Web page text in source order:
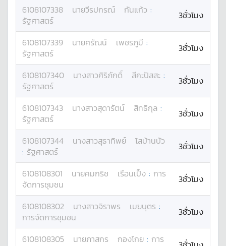
6108107338 นายวีรปกรณ์ กันแก้ว :
รัฐศาสตร์
3ชั่วโมง
6108107339 นายศรัณน์ เพชรภูมี :
รัฐศาสตร์
3ชั่วโมง
6108107340 นางสาวศิริภักดิ์ สีคะปัสสะ :
รัฐศาสตร์
3ชั่วโมง
6108107343 นางสาวสุดารัตน์ สิทธิกุล :
รัฐศาสตร์
3ชั่วโมง
6108107344 นางสาวสุธาทิพย์
โสบ้านบัว
: รัฐศาสตร์ 3ชั่วโมง
6108108301 นายคมกริช เรือนเป็ง : การ
จัดการชุมชน
3ชั่วโมง
6108108302 นางสาวจิราพร เมฆบุตร :
การจัดการชุมชน
3ชั่วโมง
6108108305 นายภาสกร กองโกย : การ